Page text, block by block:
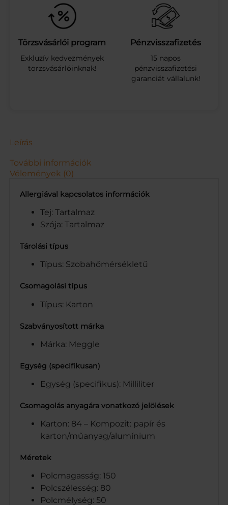
C
U
K
O
R
M
E
L
m
e
y
i
Törzsvásárlói program
Exkluzív kedvezmények
törzsvásárlóinknak!
Pénzvisszafizetés
15 napos
pénzvisszafizetési
garanciát vállalunk!
Leírás
További információk
Vélemények (0)
Allergiával kapcsolatos információk
Tej: Tartalmaz
Szója: Tartalmaz
Tárolási típus
Típus: Szobahőmérsékletű
Csomagolási típus
Típus: Karton
Szabványosított márka
Márka: Meggle
Egység (specifikusan)
Egység (specifikus): Milliliter
Csomagolás anyagára vonatkozó jelölések
Karton: 84 – Kompozit: papír és
karton/műanyag/alumínium
Méretek
Polcmagasság: 150
Polcszélesség: 80
Polcmélység: 50